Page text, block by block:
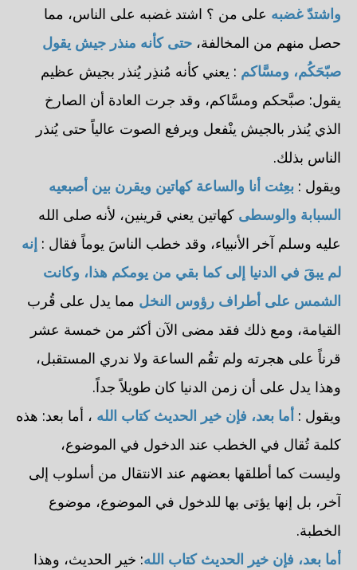
واشتدّ غضبه على من ؟ اشتد غضبه على الناس، مما
حصل منهم من المخالفة، حتى كأنه منذر جيش يقول
صبّحَكُم، ومسَّاكم : يعني كأنه مُنذِر يُنذر بجيش عظيم
يقول: صبَّحكم ومسَّاكم، وقد جرت العادة أن الصارخ
الذي يُنذر بالجيش ينْفعل ويرفع الصوت عالياً حتى يُنذر
الناس بذلك.
ويقول : بعِثت أنا والساعة كهاتين ويقرن بين أصبعيه
السبابة والوسطى كهاتين يعني قرينين، لأنه صلى الله
عليه وسلم آخر الأنبياء، وقد خطب الناسَ يوماً فقال : إنه
لم يبقَ في الدنيا إلى كما بقي من يومكم هذا، وكانت
الشمس على أطراف رؤوس النخل مما يدل على قُرب
القيامة، ومع ذلك فقد مضى الآن أكثر من خمسة عشر
قرناً على هجرته ولم تقُم الساعة ولا ندري المستقبل،
وهذا يدل على أن زمن الدنيا كان طويلاً جداً.
ويقول : أما بعد، فإن خير الحديث كتاب الله ، أما بعد: هذه
كلمة تُقال في الخطب عند الدخول في الموضوع،
وليست كما أطلقها بعضهم عند الانتقال من أسلوب إلى
آخر، بل إنها يؤتى بها للدخول في الموضوع، موضوع
الخطبة.
أما بعد، فإن خير الحديث كتاب الله: خير الحديث، وهذا